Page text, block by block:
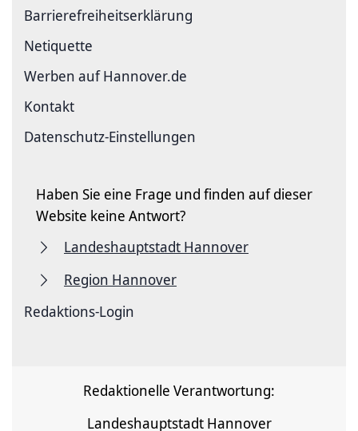
Barriere­freiheits­erklärung
Netiquette
Werben auf Hannover.de
Kontakt
Datenschutz-Einstellungen
Haben Sie eine Frage und finden auf dieser
Website keine Antwort?
Landeshauptstadt Hannover
Region Hannover
Redaktions-Login
Redaktionelle Verantwortung:
Landeshauptstadt Hannover